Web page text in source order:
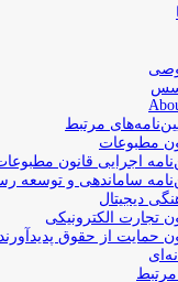
مرتبط
مطبوعات
اجرایی قانون
سامان­دهی و توسعه
دیجیتال
تجارت الکترونیکی
حمایت از حقوق